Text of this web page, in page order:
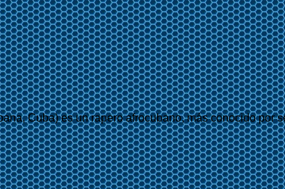
Cuba) es un rapero afrocubano, más conocido por